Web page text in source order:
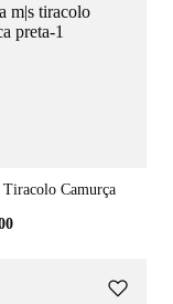
Camurça